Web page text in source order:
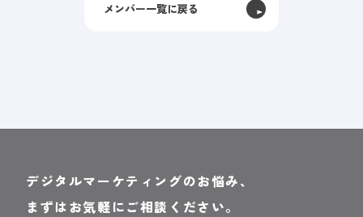
メンバー一覧に戻る
デジタルマーケティングのお悩み、
まずはお気軽にご相談ください。